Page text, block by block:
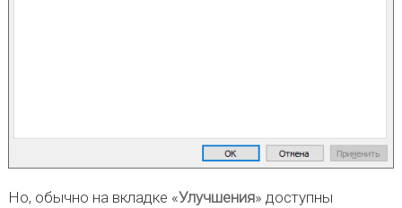
Но, обычно на вкладке «Улучшения» доступны